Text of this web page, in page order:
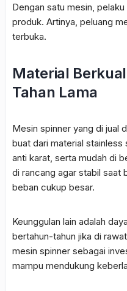
Dengan satu mesin,
produk. Artinya, peluang
terbuka.
Material
Tahan Lama
Mesin spinner yang di jual
buat dari material stainless
anti karat, serta mudah di
di rancang agar stabil saat
beban cukup besar.
Keunggulan lain adalah
bertahun-tahun jika di
mesin spinner sebagai
mampu mendukung